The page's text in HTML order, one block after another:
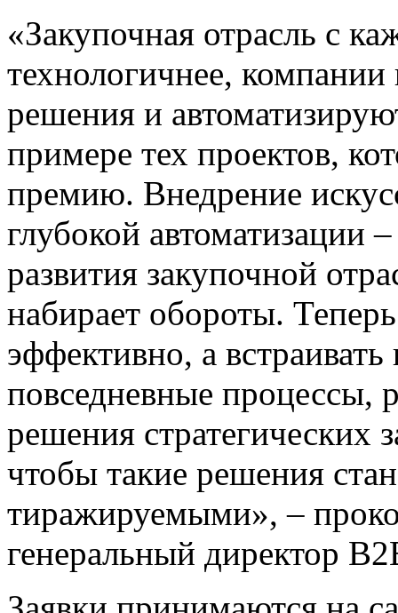
«Закупочная отрасль с
технологичнее,
решения и
примере тех проектов,
премию. Внедрение
глубокой автоматизации
развития закупочной
набирает обороты.
эффективно, а
повседневные процессы,
решения стратегических
чтобы такие решения
тиражируемыми», –
генеральный директор